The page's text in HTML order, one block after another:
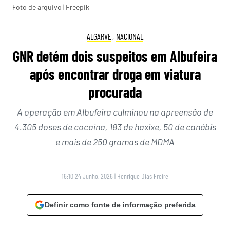
Foto de arquivo | Freepik
ALGARVE, NACIONAL
GNR detém dois suspeitos em Albufeira
após encontrar droga em viatura
procurada
A operação em Albufeira culminou na apreensão de
4.305 doses de cocaína, 183 de haxixe, 50 de canábis
e mais de 250 gramas de MDMA
16:10 24 Junho, 2026 | Henrique Dias Freire
Definir como fonte de informação preferida